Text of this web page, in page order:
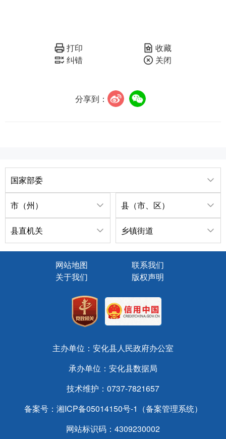
打印
收藏
纠错
关闭
分享到：
国家部委
市（州） 县（市、区）
县直机关 乡镇街道
网站地图
联系我们
关于我们
版权声明
主办单位：安化县人民政府办公室
承办单位：安化县数据局
技术维护：0737-7821657
备案号： 湘ICP备05014150号-1（备案管理系统）
网站标识码：4309230002